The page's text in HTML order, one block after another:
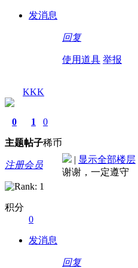
发消息
回复
使用道具 举报
KKK
0
主题
1
帖子
0
稀币
注册会员
积分
0
发消息
| 显示全部楼层
谢谢，一定遵守
回复